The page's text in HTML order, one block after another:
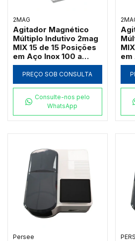
2MAG
Agitador Magnético
Múltiplo Indutivo 2mag
MIX 15 de 15 Posições
em Aço Inox 100 a
2000 RPM (Até
3000ml por Ponto)
PREÇO SOB CONSULTA
Consulte-nos pelo
WhatsApp
em
Persee